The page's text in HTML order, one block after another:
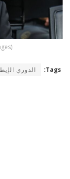
Tags: الدوري